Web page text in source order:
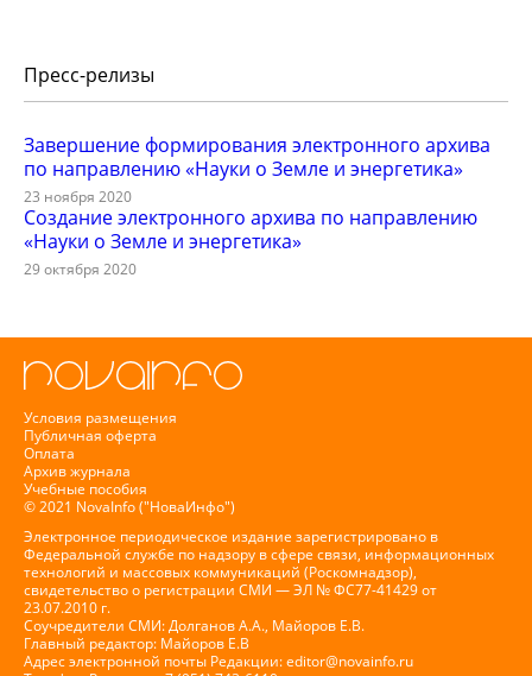
Пресс-релизы
Завершение формирования электронного архива
по направлению «Науки о Земле и энергетика»
23 ноября 2020
Создание электронного архива по направлению
«Науки о Земле и энергетика»
29 октября 2020
Условия размещения
Публичная оферта
Оплата
Архив журнала
Учебные пособия
© 2021 NovaInfo ("НоваИнфо")
Электронное периодическое издание зарегистрировано в
Федеральной службе по надзору в сфере связи, информационных
технологий и массовых коммуникаций (Роскомнадзор),
свидетельство о регистрации СМИ — ЭЛ № ФС77-41429 от
23.07.2010 г.
Соучредители СМИ: Долганов А.А., Майоров Е.В.
Главный редактор: Майоров Е.В
Адрес электронной почты Редакции:editor@novainfo.ru